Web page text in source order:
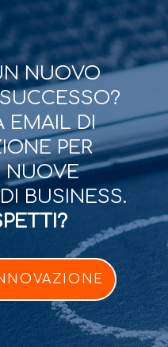
NUOVO
EMAIL DI
PER
NUOVE
BUSINESS.